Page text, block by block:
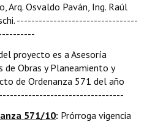
Arq. Osvaldo Paván, Ing. Raúl
---------------------------------
proyecto es a Asesoría
de Obras y Planeamiento y
de Ordenanza 571 del año
571/10: Prórroga vigencia